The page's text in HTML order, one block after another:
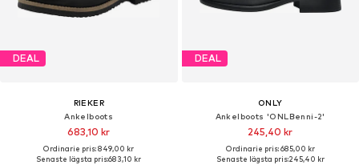
DEAL
RIEKER
Ankelboots
683,10 kr
Ordinarie pris: 849,00 kr
Senaste lägsta pris:683,10 kr
DEAL
ONLY
Ankelboots 'ONLBenni-2'
245,40 kr
Ordinarie pris: 685,00 kr
Senaste lägsta pris:245,40 kr